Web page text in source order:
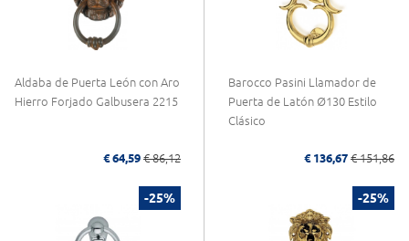
Aldaba de Puerta León con Aro
Hierro Forjado Galbusera 2215
€ 64,59 € 86,12
Barocco Pasini Llamador de
Puerta de Latón Ø130 Estilo
Clásico
€ 136,67 € 151,86
-25% -25%